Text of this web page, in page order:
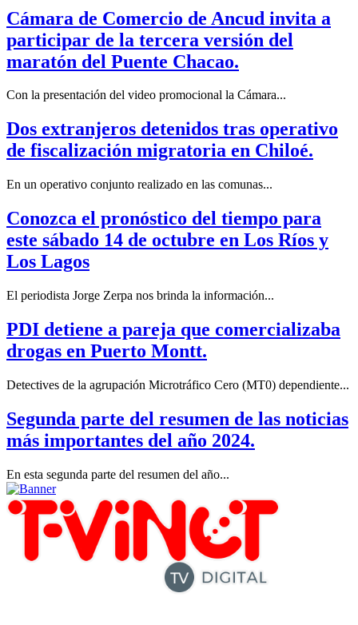
Cámara de Comercio de Ancud invita a
participar de la tercera versión del
maratón del Puente Chacao.
Con la presentación del video promocional la Cámara...
Dos extranjeros detenidos tras operativo
de fiscalización migratoria en Chiloé.
En un operativo conjunto realizado en las comunas...
Conozca el pronóstico del tiempo para
este sábado 14 de octubre en Los Ríos y
Los Lagos
El periodista Jorge Zerpa nos brinda la información...
PDI detiene a pareja que comercializaba
drogas en Puerto Montt.
Detectives de la agrupación Microtráfico Cero (MT0) dependiente...
Segunda parte del resumen de las noticias
más importantes del año 2024.
En esta segunda parte del resumen del año...